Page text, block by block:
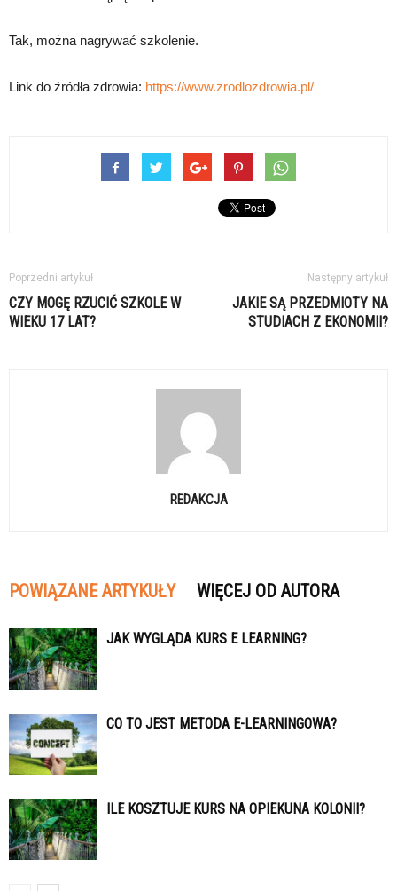
Tak, można nagrywać szkolenie.
Link do źródła zdrowia: https://www.zrodlozdrowia.pl/
Poprzedni artykuł
CZY MOGĘ RZUCIĆ SZKOLE W
WIEKU 17 LAT?
Następny artykuł
JAKIE SĄ PRZEDMIOTY NA
STUDIACH Z EKONOMII?
REDAKCJA
POWIĄZANE ARTYKUŁY WIĘCEJ OD AUTORA
JAK WYGLĄDA KURS E LEARNING?
CO TO JEST METODA E-LEARNINGOWA?
ILE KOSZTUJE KURS NA OPIEKUNA KOLONII?